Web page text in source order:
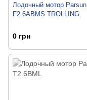
Лодочный мотор Parsun
F2.6ABMS TROLLING
0 грн